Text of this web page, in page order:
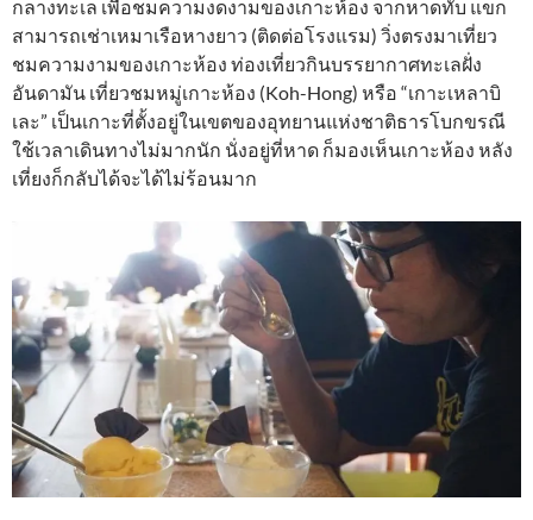
กลางทะเล เพืื่อชมความงดงามของเกาะห้อง จากหาดทับ แขก
สามารถเช่าเหมาเรือหางยาว (ติดต่อโรงแรม) วิ่งตรงมาเที่ยว
ชมความงามของเกาะห้อง ท่องเที่ยวกินบรรยากาศทะเลฝั่ง
อันดามัน เที่ยวชมหมู่เกาะห้อง (Koh-Hong) หรือ “เกาะเหลาบิ
เละ” เป็นเกาะที่ตั้งอยู่ในเขตของอุทยานแห่งชาติธารโบกขรณี
ใช้เวลาเดินทางไม่มากนัก นั่งอยู่ที่หาด ก็มองเห็นเกาะห้อง หลัง
เที่ยงก็กลับได้จะได้ไม่ร้อนมาก